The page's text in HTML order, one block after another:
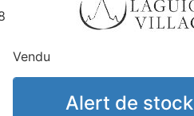
Vendu
Alert de stock